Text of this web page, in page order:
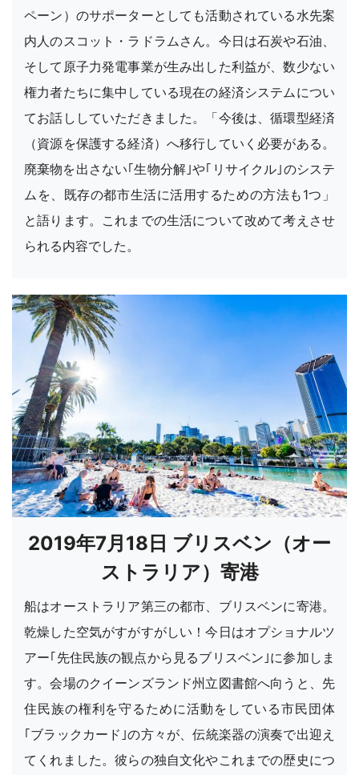
ペーン）のサポーターとしても活動されている水先案
内人のスコット・ラドラムさん。今日は石炭や石油、
そして原子力発電事業が生み出した利益が、数少ない
権力者たちに集中している現在の経済システムについ
てお話ししていただきました。「今後は、循環型経済
（資源を保護する経済）へ移行していく必要がある。
廃棄物を出さない｢生物分解｣や｢リサイクル｣のシステ
ムを、既存の都市生活に活用するための方法も1つ」
と語ります。これまでの生活について改めて考えさせ
られる内容でした。
2019年7月18日 ブリスベン（オー
ストラリア）寄港
船はオーストラリア第三の都市、ブリスベンに寄港。
乾燥した空気がすがすがしい！今日はオプショナルツ
アー｢先住民族の観点から見るブリスベン｣に参加しま
す。会場のクイーンズランド州立図書館へ向うと、先
住民族の権利を守るために活動をしている市民団体
｢ブラックカード｣の方々が、伝統楽器の演奏で出迎え
てくれました。彼らの独自文化やこれまでの歴史につ